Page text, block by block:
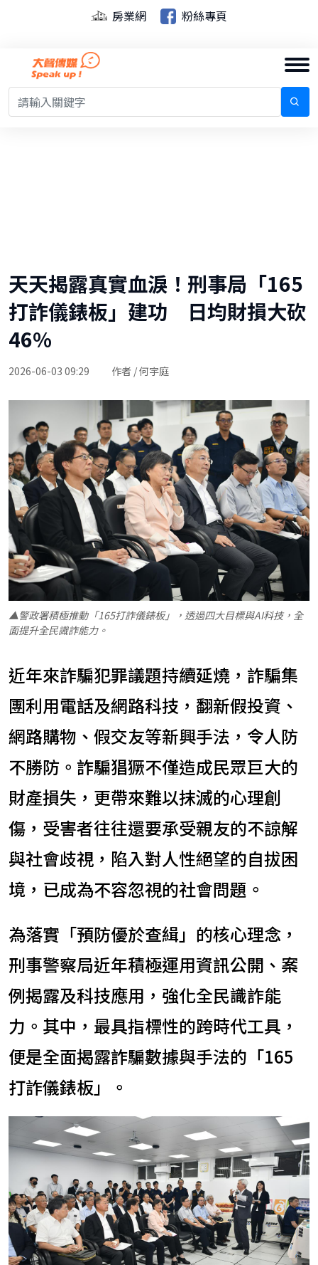
房業網 粉絲專頁
天天揭露真實血淚！刑事局「165
打詐儀錶板」建功 日均財損大砍
46%
2026-06-03 09:29 作者 / 何宇庭
▲警政署積極推動「165打詐儀錶板」，透過四大目標與AI科技，全
面提升全民識詐能力。
近年來詐騙犯罪議題持續延燒，詐騙集
團利用電話及網路科技，翻新假投資、
網路購物、假交友等新興手法，令人防
不勝防。詐騙猖獗不僅造成民眾巨大的
財產損失，更帶來難以抹滅的心理創
傷，受害者往往還要承受親友的不諒解
與社會歧視，陷入對人性絕望的自拔困
境，已成為不容忽視的社會問題。
為落實「預防優於查緝」的核心理念，
刑事警察局近年積極運用資訊公開、案
例揭露及科技應用，強化全民識詐能
力。其中，最具指標性的跨時代工具，
便是全面揭露詐騙數據與手法的「165
打詐儀錶板」。